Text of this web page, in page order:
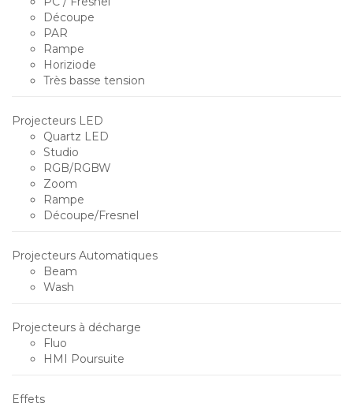
Découpe
PAR
Rampe
Horiziode
Très basse tension
Projecteurs LED
Quartz LED
Studio
RGB/RGBW
Zoom
Rampe
Découpe/Fresnel
Projecteurs Automatiques
Beam
Wash
Projecteurs à décharge
Fluo
HMI Poursuite
Effets